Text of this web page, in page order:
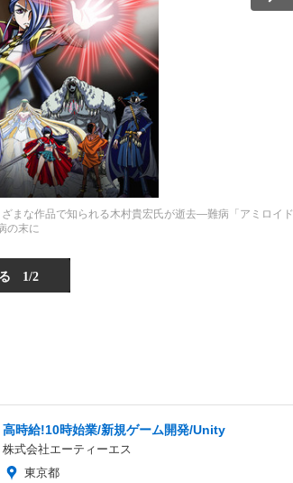
まな作品で知られる木村貴宏氏が逝去―難病「アミロイド
の末に
1/2
高時給!10時始業/新規ゲーム開発/Unity
株式会社エーティーエス
東京都